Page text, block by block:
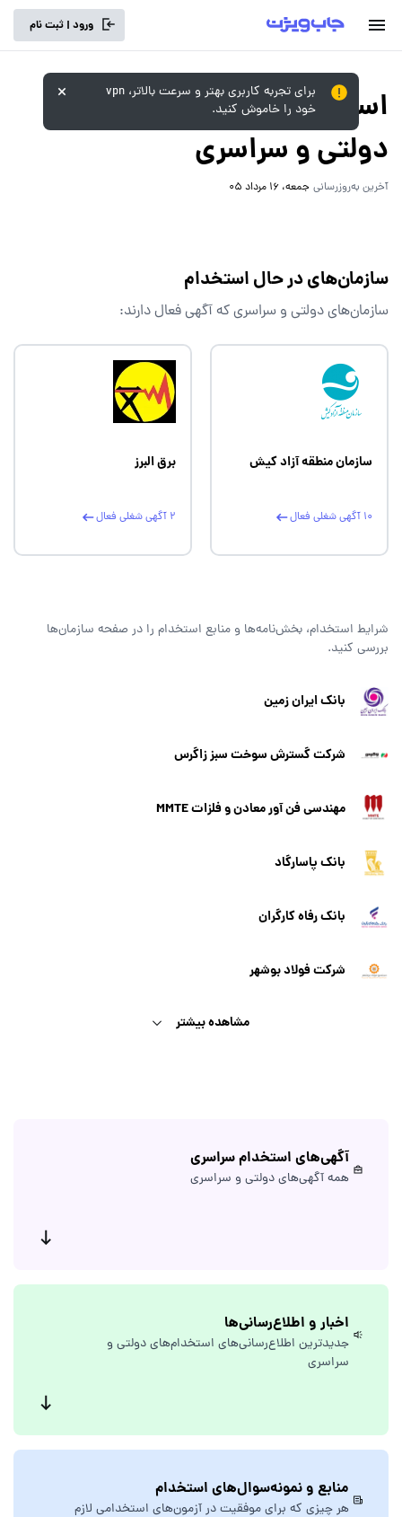
ورود | ثبت نام
استخدام‌های
دولتی و سراسری
آخرین به‌روزرسانی جمعه، 16 مرداد 05
سازمان‌های در حال استخدام
سازمان‌های دولتی و سراسری که آگهی فعال دارند:
سازمان منطقه آزاد کیش
10 آگهی شغلی فعال
برق البرز
2 آگهی شغلی فعال
شرایط استخدام، بخش‌نامه‌ها و منابع استخدام را در صفحه سازمان‌ها
بررسی کنید.
بانک ایران زمین
شرکت گسترش سوخت سبز زاگرس
مهندسی فن آور معادن و فلزات MMTE
بانک پاسارگاد
بانک رفاه کارگران
شرکت فولاد بوشهر
مشاهده بیشتر
آگهی‌های استخدام سراسری
همه آگهی‌های دولتی و سراسری
اخبار و اطلاع‌رسانی‌ها
جدیدترین اطلاع‌رسانی‌های استخدام‌های دولتی و
سراسری
منابع و نمونه‌سوال‌های استخدام
هر چیزی که برای موفقیت در آزمون‌های استخدامی لازم
برای تجربه کاربری بهتر و سرعت بالاتر، vpn
خود را خاموش کنید.